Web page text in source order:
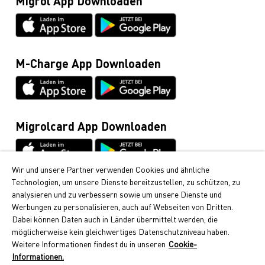
Netiquette
Datenblätter & Anleitungen
Migrolcard
0844 03 03 03
Cumulus-Infoline
Allgemeine Anfragen / Rund ums Fahrzeug
044 495 11 11
M-Charge App Downloaden
Migrolcard App Downloaden
Cumulus
Bei Migrol erhalten Sie die beliebten Cumulus-Punkte.
Erfahren Sie hier, wie Sie Cumulus-Punkte sammeln
können.
Folgen Sie uns
Wir und unsere Partner verwenden Cookies und ähnliche
Technologien, um unsere Dienste bereitzustellen, zu schützen, zu
analysieren und zu verbessern sowie um unsere Dienste und
Werbungen zu personalisieren, auch auf Webseiten von Dritten.
Dabei können Daten auch in Länder übermittelt werden, die
möglicherweise kein gleichwertiges Datenschutzniveau haben.
Weitere Informationen findest du in unseren Cookie-
Informationen.